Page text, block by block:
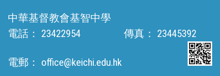
中華基督教會基智中學
電話：
23422954 傳真： 23445392
電郵： office@keichi.edu.hk